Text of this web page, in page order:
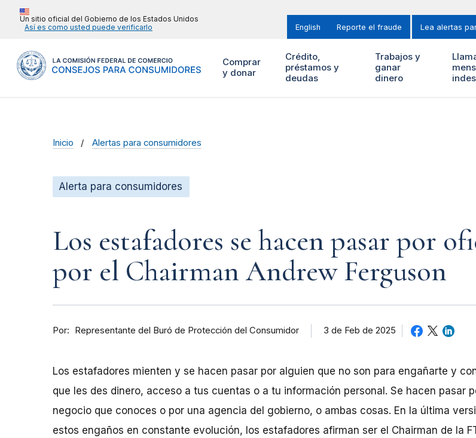
Un sitio oficial del Gobierno de los Estados Unidos
Así es como usted puede verificarlo
English Reporte el fraude Lea alertas
Comprar
y donar
Crédito,
préstamos y
deudas
Trabajos y
ganar
dinero
Inicio Alertas para consumidores
Alerta para consumidores
Los estafadores se hacen pasar por
por el Chairman Andrew Ferguson
Por Representante del Buró de Protección del Consumidor 3 de Feb de 2025
Los estafadores mienten y se hacen pasar por alguien que no son para engañarte y
que les des dinero, acceso a tus cuentas o a tu información personal. Se hacen pasar
negocio que conoces o por una agencia del gobierno, o ambas cosas. En la última
estos engaños en constante evolución, los estafadores afirman ser el Chairman de la